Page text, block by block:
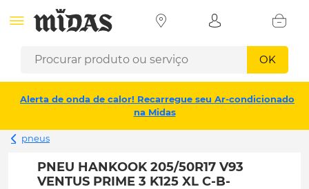
OK
Alerta de onda de calor! Recarregue seu Ar-condicionado
na Midas
pneus
PNEU HANKOOK 205/50R17 V93
VENTUS PRIME 3 K125 XL C-B-